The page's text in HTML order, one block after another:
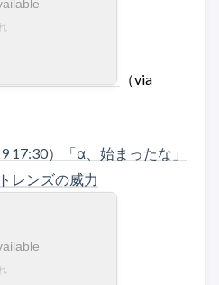
（via
17:30）「α、始まったな」
レンズの威力